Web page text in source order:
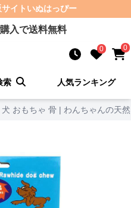
イト いぬはっぴー
入で送料無料
0 0
索 人気ランキング
犬 おもちゃ 骨 | わんちゃんの天